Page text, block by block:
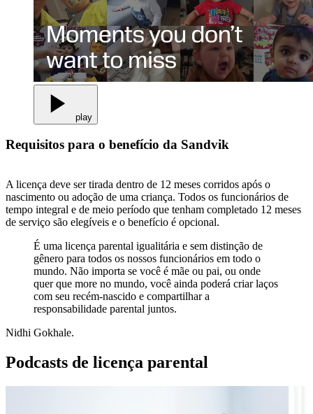
play
Requisitos para o benefício da Sandvik
A licença deve ser tirada dentro de 12 meses corridos após o
nascimento ou adoção de uma criança. Todos os funcionários de
tempo integral e de meio período que tenham completado 12 meses
de serviço são elegíveis e o benefício é opcional.
É uma licença parental igualitária e sem distinção de
gênero para todos os nossos funcionários em todo o
mundo. Não importa se você é mãe ou pai, ou onde
quer que more no mundo, você ainda poderá criar laços
com seu recém-nascido e compartilhar a
responsabilidade parental juntos.
Nidhi Gokhale.
Podcasts de licença parental